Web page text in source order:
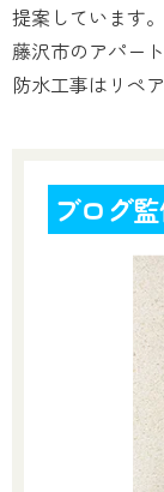
提案しています。
藤沢市のアパー
防水工事はリペ
ブログ